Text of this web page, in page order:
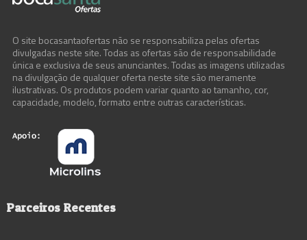
O site bocasantaofertas não se responsabiliza pelas ofertas
divulgadas neste site. Todas as ofertas são de responsabilidade
única e exclusiva de seus anunciantes. Todas as imagens utilizadas
na divulgação de qualquer oferta neste site são meramente
ilustrativas. Os produtos podem variar quanto ao tamanho, cor,
capacidade, modelo, formato entre outras características.
Parceiros Recentes